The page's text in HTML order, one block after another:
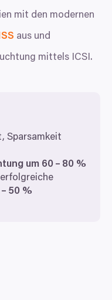
možnosti ohledně
mit den modernen
aus und
mittels ICSI.
Sparsamkeit
um 60 – 80 %
– 50 %